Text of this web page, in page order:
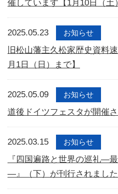
催しています【1月10日（土
2025.05.23 お知らせ
旧松山藩主久松家歴史資料
月1日（日）まで】
2025.05.09 お知らせ
道後ドイツフェスタが開催
2025.03.15 お知らせ
『四国遍路と世界の巡礼—
—』（下）が刊行されました